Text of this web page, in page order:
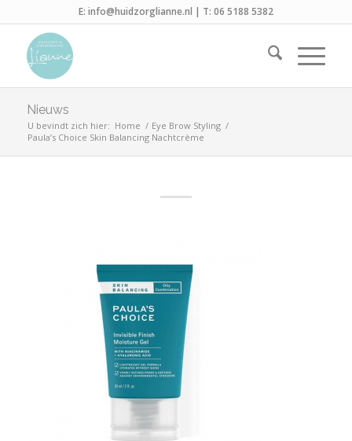
E: info@huidzorglianne.nl | T: 06 5188 5382
Nieuws
U bevindt zich hier: Home / Eye Brow Styling /
Paula’s Choice Skin Balancing Nachtcrème